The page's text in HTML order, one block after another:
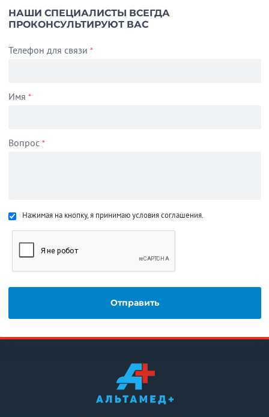
НАШИ СПЕЦИАЛИСТЫ ВСЕГДА
ПРОКОНСУЛЬТИРУЮТ ВАС
Телефон для связи *
Имя *
Вопрос *
Нажимая на кнопку, я принимаю условия соглашения.